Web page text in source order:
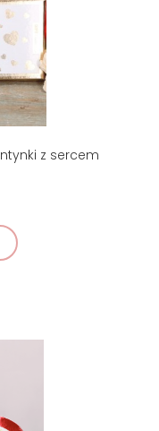
z sercem